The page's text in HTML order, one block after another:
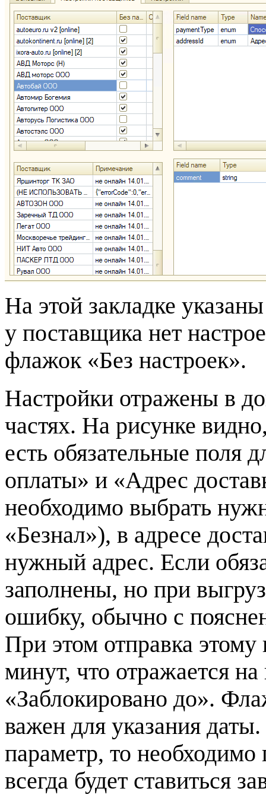
На этой закладке
у поставщика нет
флажок «Без настроек».
Настройки отражены в
частях. На рисунке
есть обязательные поля
оплаты» и «Адрес
необходимо выбрать
«Безнал»), в адресе
нужный адрес. Если
заполнены, но при
ошибку, обычно с
При этом отправка
минут, что отражается
«Заблокировано до».
важен для указания
параметр, то необходимо
всегда будет ставиться